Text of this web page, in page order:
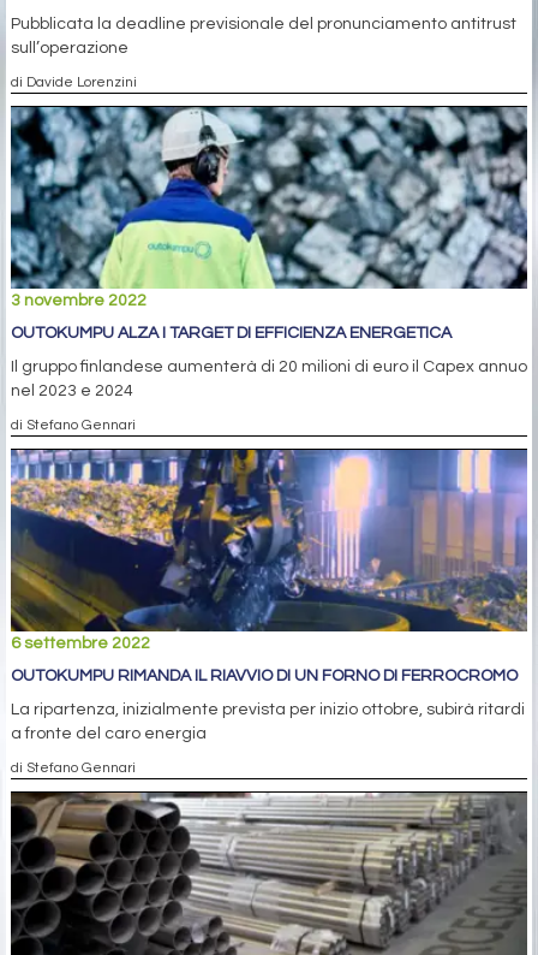
Pubblicata la deadline previsionale del pronunciamento antitrust
sull’operazione
di Davide Lorenzini
3 novembre 2022
OUTOKUMPU ALZA I TARGET DI EFFICIENZA ENERGETICA
Il gruppo finlandese aumenterà di 20 milioni di euro il Capex annuo
nel 2023 e 2024
di Stefano Gennari
6 settembre 2022
OUTOKUMPU RIMANDA IL RIAVVIO DI UN FORNO DI FERROCROMO
La ripartenza, inizialmente prevista per inizio ottobre, subirà ritardi
a fronte del caro energia
di Stefano Gennari